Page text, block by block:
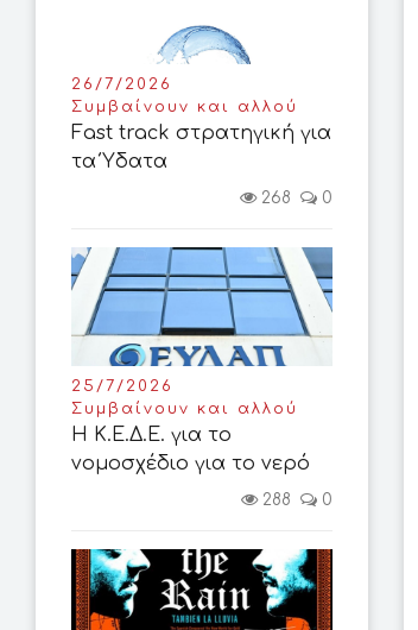
26/7/2026
Συμβαίνουν και αλλού
Fast track στρατηγική για
τα Ύδατα
268 0
25/7/2026
Συμβαίνουν και αλλού
Η Κ.Ε.Δ.Ε. για το
νομοσχέδιο για το νερό
288 0